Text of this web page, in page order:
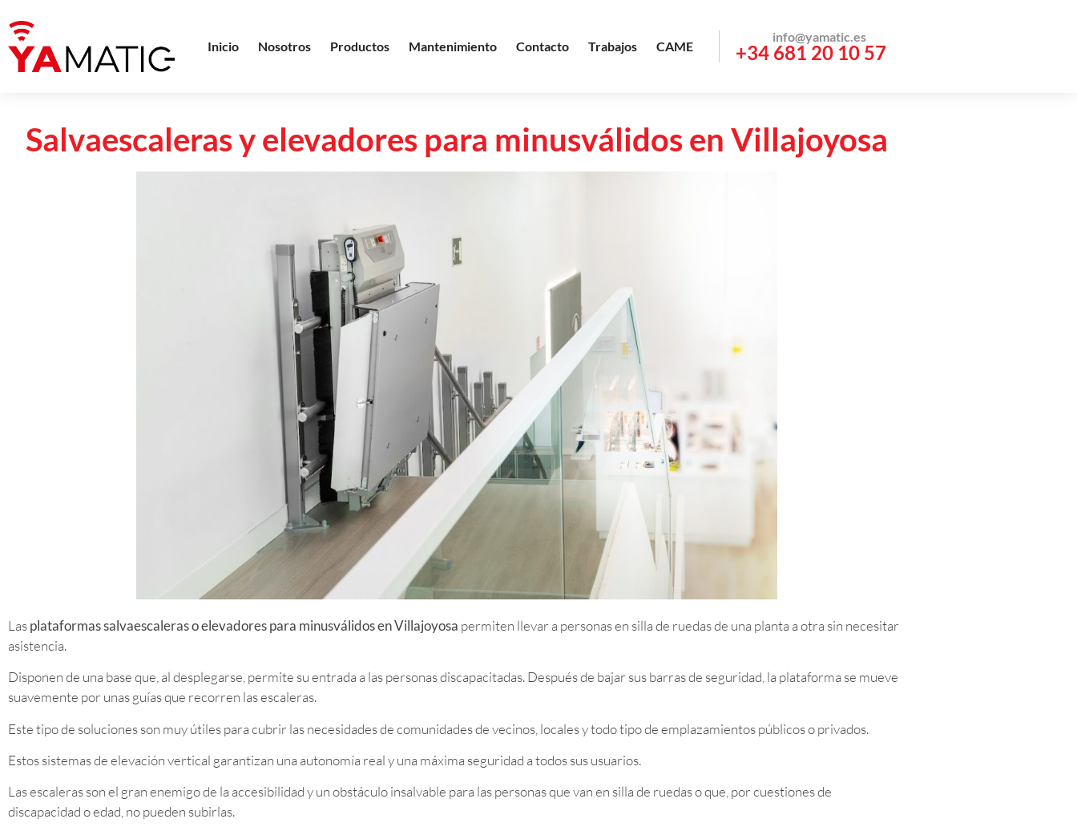
Inicio Nosotros Productos Mantenimiento Contacto Trabajos CAME
info@yamatic.es
+34 681 20 10 57
Salvaescaleras y elevadores para minusválidos en Villajoyosa
Lasplataformas salvaescaleras o elevadores para minusválidos en Villajoyosa permiten llevar a personas en silla de ruedas de una planta a otra sin necesitar
asistencia.
Disponen de una base que, al desplegarse, permite su entrada a las personas discapacitadas. Después de bajar sus barras de seguridad, la plataforma se mueve
suavemente por unas guías que recorren las escaleras.
Este tipo de soluciones son muy útiles para cubrir las necesidades de comunidades de vecinos, locales y todo tipo de emplazamientos públicos o privados.
Estos sistemas de elevación vertical garantizan una autonomía real y una máxima seguridad a todos sus usuarios.
Las escaleras son el gran enemigo de la accesibilidad y un obstáculo insalvable para las personas que van en silla de ruedas o que, por cuestiones de
discapacidad o edad, no pueden subirlas.